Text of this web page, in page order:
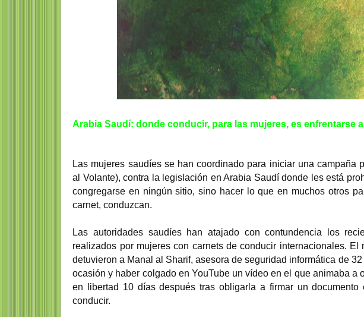
Arabia Saudí: donde conducir, para las mujeres, es enfrentarse
Las mujeres saudíes se han coordinado para iniciar una campaña
al Volante), contra la legislación en Arabia Saudí donde les está
congregarse en ningún sitio, sino hacer lo que en muchos otros
carnet, conduzcan.
Las autoridades saudíes han atajado con contundencia los
realizados por mujeres con carnets de conducir internacionales.
detuvieron a Manal al Sharif, asesora de seguridad informática de
ocasión y haber colgado en YouTube un vídeo en el que animaba a
en libertad 10 días después tras obligarla a firmar un
conducir.
Tatiana
Kupernik
traductora
Kupernik (
Ще́пкина-
OS...